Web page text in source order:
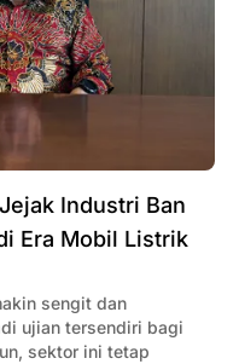
Industri Ban
Era Mobil Listrik
sengit dan
ujian tersendiri bagi
sektor ini tetap